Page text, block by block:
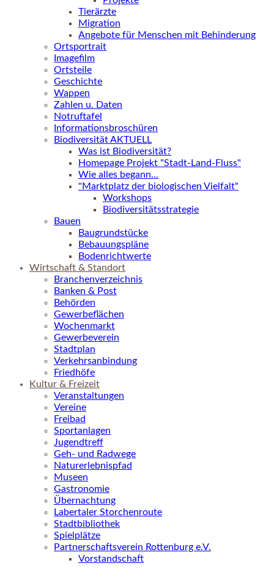
Tierärzte
Migration
Angebote für Menschen mit Behinderung
Ortsportrait
Imagefilm
Ortsteile
Geschichte
Wappen
Zahlen u. Daten
Notruftafel
Informationsbroschüren
Biodiversität AKTUELL
Was ist Biodiversität?
Homepage Projekt "Stadt-Land-Fluss"
Wie alles begann...
"Marktplatz der biologischen Vielfalt"
Workshops
Biodiversitätsstrategie
Bauen
Baugrundstücke
Bebauungspläne
Bodenrichtwerte
Wirtschaft & Standort
Branchenverzeichnis
Banken & Post
Behörden
Gewerbeflächen
Wochenmarkt
Gewerbeverein
Stadtplan
Verkehrsanbindung
Friedhöfe
Kultur & Freizeit
Veranstaltungen
Vereine
Freibad
Sportanlagen
Jugendtreff
Geh- und Radwege
Naturerlebnispfad
Museen
Gastronomie
Übernachtung
Labertaler Storchenroute
Stadtbibliothek
Spielplätze
Partnerschaftsverein Rottenburg e.V.
Vorstandschaft